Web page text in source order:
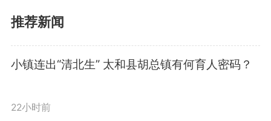
研究锻长补短、争先进位工作举
措。会议指出，今年以来，全市经
济运行起步有力、稳中向好，但巩
固良好发展态势还面临一些困难挑
推荐新闻
小镇连出“清北生” 太和县胡总镇有何育人密码？
22小时前